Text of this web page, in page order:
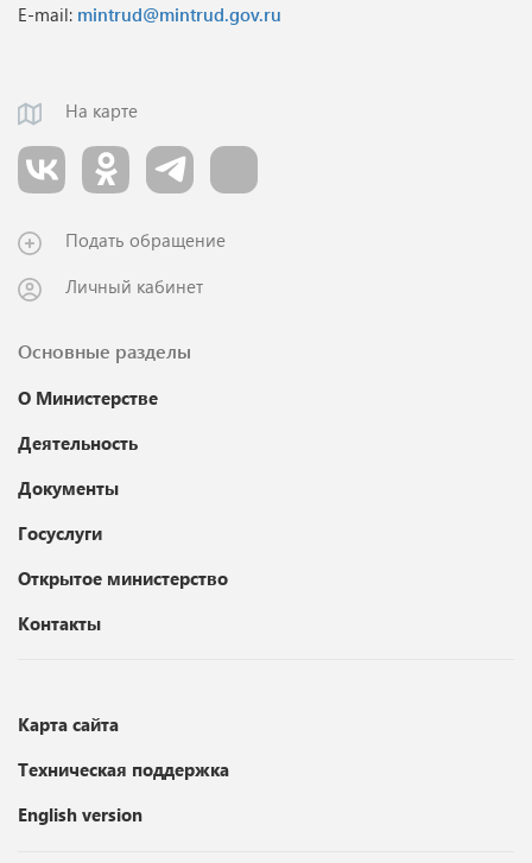
E-mail: mintrud@mintrud.gov.ru
На карте
Подать обращение
Личный кабинет
Основные разделы
О Министерстве
Деятельность
Документы
Госуслуги
Открытое министерство
Контакты
Карта сайта
Техническая поддержка
English version